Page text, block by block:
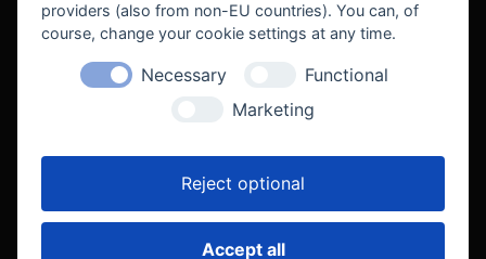
providers (also from non-EU countries). You can, of
course, change your cookie settings at any time.
Necessary
Functional
Marketing
Reject optional
Accept all